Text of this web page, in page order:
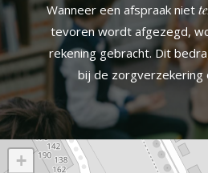
Wanneer een afspraak niet
tevoren wordt afgezegd,
rekening gebracht. Dit
bij de zorgverzekering
+